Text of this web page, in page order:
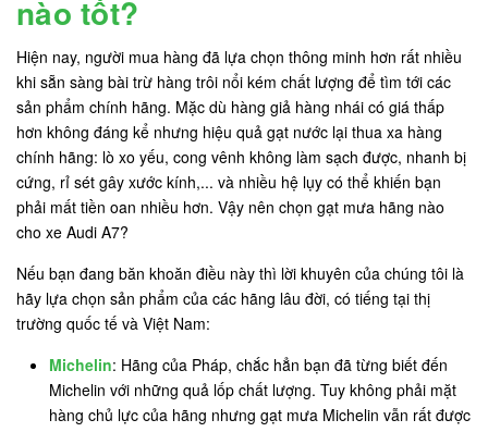
nào tốt?
Hiện nay, người mua hàng đã lựa chọn thông minh hơn rất nhiều
khi sẵn sàng bài trừ hàng trôi nổi kém chất lượng để tìm tới các
sản phẩm chính hãng. Mặc dù hàng giả hàng nhái có giá thấp
hơn không đáng kể nhưng hiệu quả gạt nước lại thua xa hàng
chính hãng: lò xo yếu, cong vênh không làm sạch được, nhanh bị
cứng, rỉ sét gây xước kính,... và nhiều hệ lụy có thể khiến bạn
phải mất tiền oan nhiều hơn. Vậy nên chọn gạt mưa hãng nào
cho xe Audi A7?
Nếu bạn đang băn khoăn điều này thì lời khuyên của chúng tôi là
hãy lựa chọn sản phẩm của các hãng lâu đời, có tiếng tại thị
trường quốc tế và Việt Nam:
Michelin: Hãng của Pháp, chắc hẳn bạn đã từng biết đến
Michelin với những quả lốp chất lượng. Tuy không phải mặt
hàng chủ lực của hãng nhưng gạt mưa Michelin vẫn rất được